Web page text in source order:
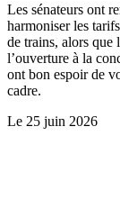
Les sénateurs ont
harmoniser les
de trains, alors que
l’ouverture à la
ont bon espoir de
cadre.
Le 25 juin 2026